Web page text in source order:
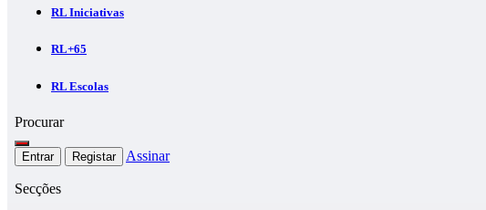
RL Iniciativas
RL+65
RL Escolas
Procurar
Entrar Registar Assinar
Secções